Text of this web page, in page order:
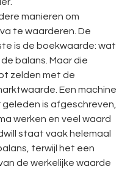
manieren om
te waarderen. De
is de boekwaarde: wat
balans. Maar die
zelden met de
Een machine
geleden is afgeschreven,
werken en veel waard
staat vaak helemaal
terwijl het een
de werkelijke waarde